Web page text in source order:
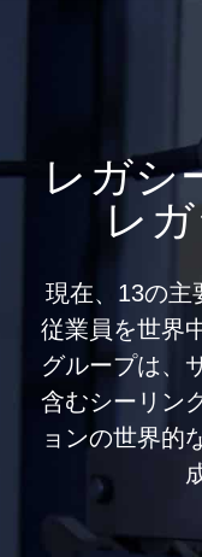
レガシ
レ
現在、13の主
従業員を世界
グループは、
含むシーリン
ョンの世界的